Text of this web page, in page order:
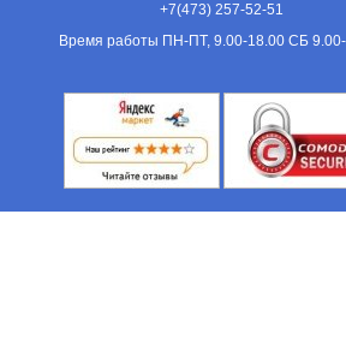
+7(473) 257-52-51
Время работы ПН-ПТ, 9.00-18.00 СБ